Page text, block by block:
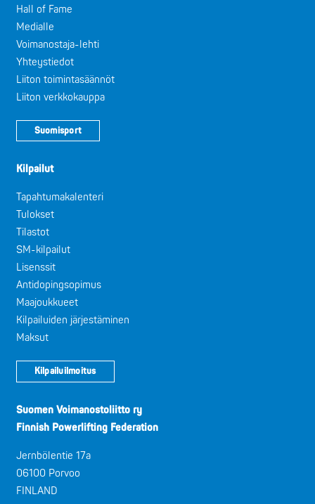
Hall of Fame
Medialle
Voimanostaja-lehti
Yhteystiedot
Liiton toimintasäännöt
Liiton verkkokauppa
Suomisport
Kilpailut
Tapahtumakalenteri
Tulokset
Tilastot
SM-kilpailut
Lisenssit
Antidopingsopimus
Maajoukkueet
Kilpailuiden järjestäminen
Maksut
Kilpailuilmoitus
Suomen Voimanostoliitto ry
Finnish Powerlifting Federation
Jernbölentie 17a
06100 Porvoo
FINLAND